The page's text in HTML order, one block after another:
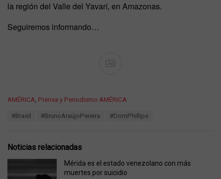
la región del Valle del Yavarí, en Amazonas.
Seguiremos informando…
Ad
C
o
r
i
AMÉRICA, Prensa y Periodismo AMÉRICA
:
#Brasil #BrunoAraújoPereira #DomPhillips
Noticias relacionadas
Mérida es el estado venezolano con más
muertes por suicidio